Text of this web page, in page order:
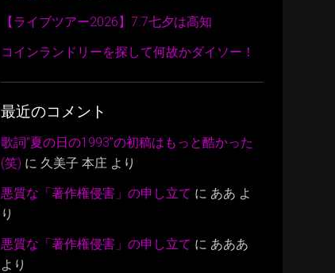
【ライブツアー2026】7.7七夕は高知
コインランドリーを探して何故かダイソー！
最近のコメント
歌詞”夏の日の1993”の初稿はもっと酷かった
(笑) に 久美子 本庄 より
悪質な「著作権侵害」の申し立て に ああ よ
り
悪質な「著作権侵害」の申し立て に あああ
より